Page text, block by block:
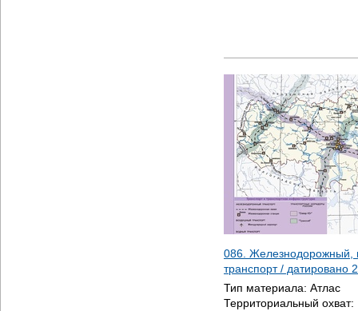
086. Железнодорожный,
транспорт / датировано
Тип материала: Атлас
Территориальный охват: